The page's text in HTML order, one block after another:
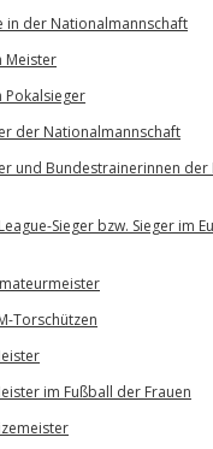
in der Nationalmannschaft
Meister
Pokalsieger
der Nationalmannschaft
und Bundestrainerinnen
Sieger bzw. Sieger im
Torschützen
im Fußball der Frauen